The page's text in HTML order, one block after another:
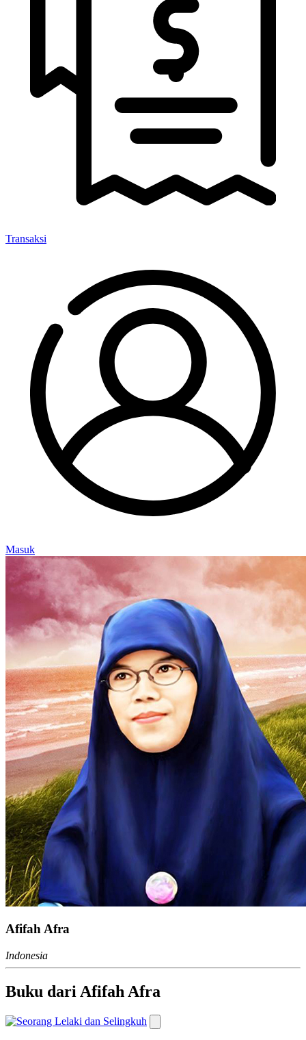
Transaksi
Masuk
Afifah Afra
Indonesia
Buku dari Afifah Afra